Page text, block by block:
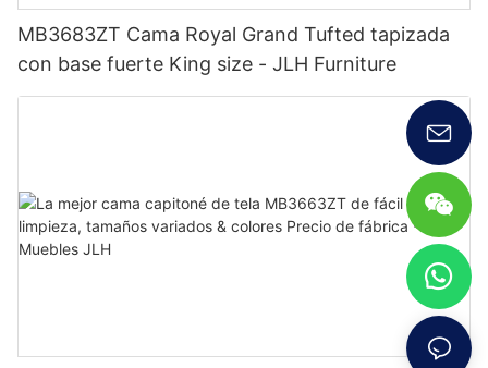
MB3683ZT Cama Royal Grand Tufted tapizada
con base fuerte King size - JLH Furniture